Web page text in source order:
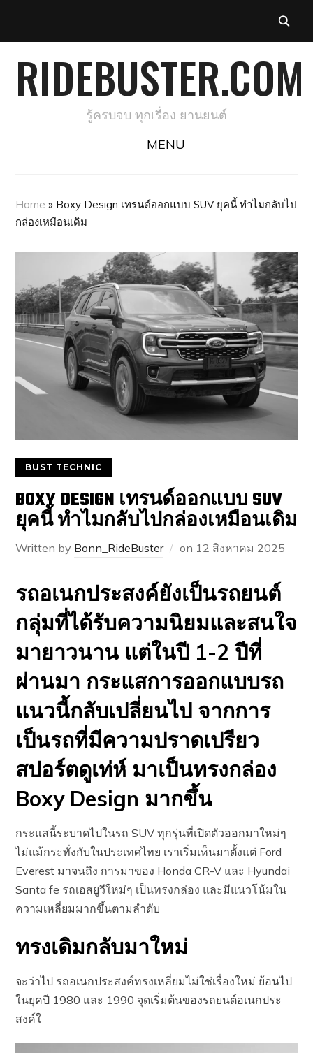
RIDEBUSTER.COM
รู้ครบจบ ทุกเรื่อง ยานยนต์
MENU
Home » Boxy Design เทรนด์ออกแบบ SUV ยุคนี้ ทำไมกลับไป
กล่องเหมือนเดิม
BUST TECHNIC
BOXY DESIGN เทรนด์ออกแบบ SUV
ยุคนี้ ทำไมกลับไปกล่องเหมือนเดิม
Written by Bonn_RideBuster on 12 สิงหาคม 2025
รถอเนกประสงค์ยังเป็นรถยนต์
กลุ่มที่ได้รับความนิยมและสนใจ
มายาวนาน แต่ในปี 1-2 ปีที่
ผ่านมา กระแสการออกแบบรถ
แนวนี้กลับเปลี่ยนไป จากการ
เป็นรถที่มีความปราดเปรียว
สปอร์ตดูเท่ห์ มาเป็นทรงกล่อง
Boxy Design มากขึ้น
กระแสนี้ระบาดไปในรถ SUV ทุกรุ่นที่เปิดตัวออกมาใหม่ๆ
ไม่แม้กระทั่งกับในประเทศไทย เราเริ่มเห็นมาตั้งแต่ Ford
Everest มาจนถึง การมาของ Honda CR-V และ Hyundai
Santa fe รถเอสยูวีใหม่ๆ เป็นทรงกล่อง และมีแนวโน้มใน
ความเหลี่ยมมากขึ้นตามลำดับ
ทรงเดิมกลับมาใหม่
จะว่าไป รถอเนกประสงค์ทรงเหลี่ยมไม่ใช่เรื่องใหม่ ย้อนไป
ในยุคปี 1980 และ 1990 จุดเริ่มต้นของรถยนต์อเนกประ
สงค์ใ